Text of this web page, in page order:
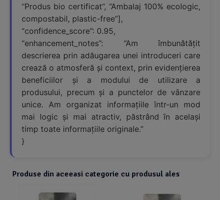
“Produs bio certificat”, “Ambalaj 100% ecologic,
compostabil, plastic-free”],
“confidence_score”: 0.95,
“enhancement_notes”: “Am îmbunătățit
descrierea prin adăugarea unei introduceri care
crează o atmosferă și context, prin evidențierea
beneficiilor și a modului de utilizare a
produsului, precum și a punctelor de vânzare
unice. Am organizat informațiile într-un mod
mai logic și mai atractiv, păstrând în același
timp toate informațiile originale.”
}
Produse din aceeasi categorie cu produsul ales